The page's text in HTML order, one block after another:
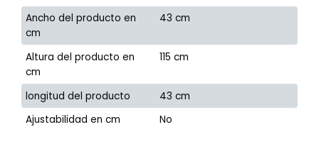
Ancho del producto en
cm
43 cm
Altura del producto en
cm
115 cm
longitud del producto
43 cm
Ajustabilidad en cm
No